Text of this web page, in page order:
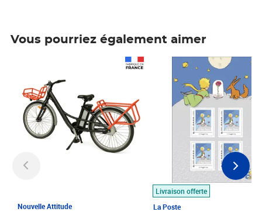
Vous pourriez également aimer
Nouvelle Attitude
Livraison offerte
La Poste
Prix 7,50€